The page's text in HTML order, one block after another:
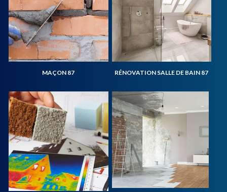
MAÇON 87 RÉNOVATION SALLE DE BAIN 87